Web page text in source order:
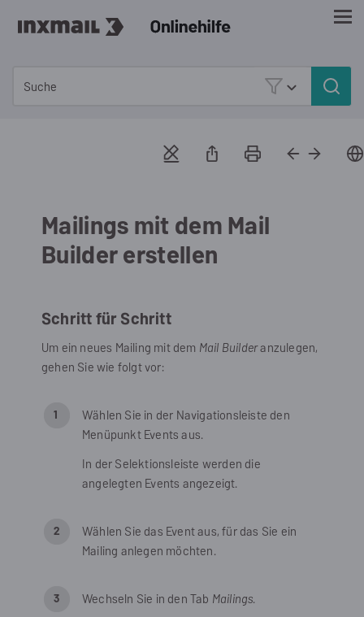
Mailings mit dem Mail
Builder erstellen
Schritt für Schritt
Um ein neues Mailing mit dem Mail Builderanzulegen,
gehen Sie wie folgt vor:
Wählen Sie in der Navigationsleiste den
MenüpunktEventsaus.
In der Selektionsleiste werden die
angelegten Events angezeigt.
Wählen Sie das Event aus, für das Sie ein
Mailing anlegen möchten.
Wechseln Sie in den Tab Mailings.